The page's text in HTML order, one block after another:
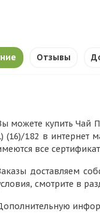
Отзывы
можете купить Чай
(16)/182 в интернет
все
доставляем
смотрите в